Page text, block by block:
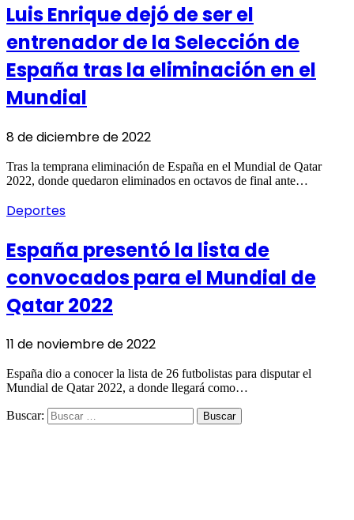
Luis Enrique dejó de ser el
entrenador de la Selección de
España tras la eliminación en el
Mundial
8 de diciembre de 2022
Tras la temprana eliminación de España en el Mundial de Qatar
2022, donde quedaron eliminados en octavos de final ante…
Deportes
España presentó la lista de
convocados para el Mundial de
Qatar 2022
11 de noviembre de 2022
España dio a conocer la lista de 26 futbolistas para disputar el
Mundial de Qatar 2022, a donde llegará como…
Buscar: